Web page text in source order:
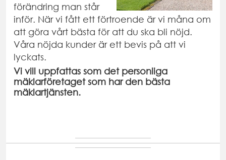
förändring man står
inför. När vi fått ett förtroende är vi måna om
att göra vårt bästa för att du ska bli nöjd.
Våra nöjda kunder är ett bevis på att vi
lyckats.
Vi vill uppfattas som det personliga
mäklarföretaget som har den bästa
mäklartjänsten.